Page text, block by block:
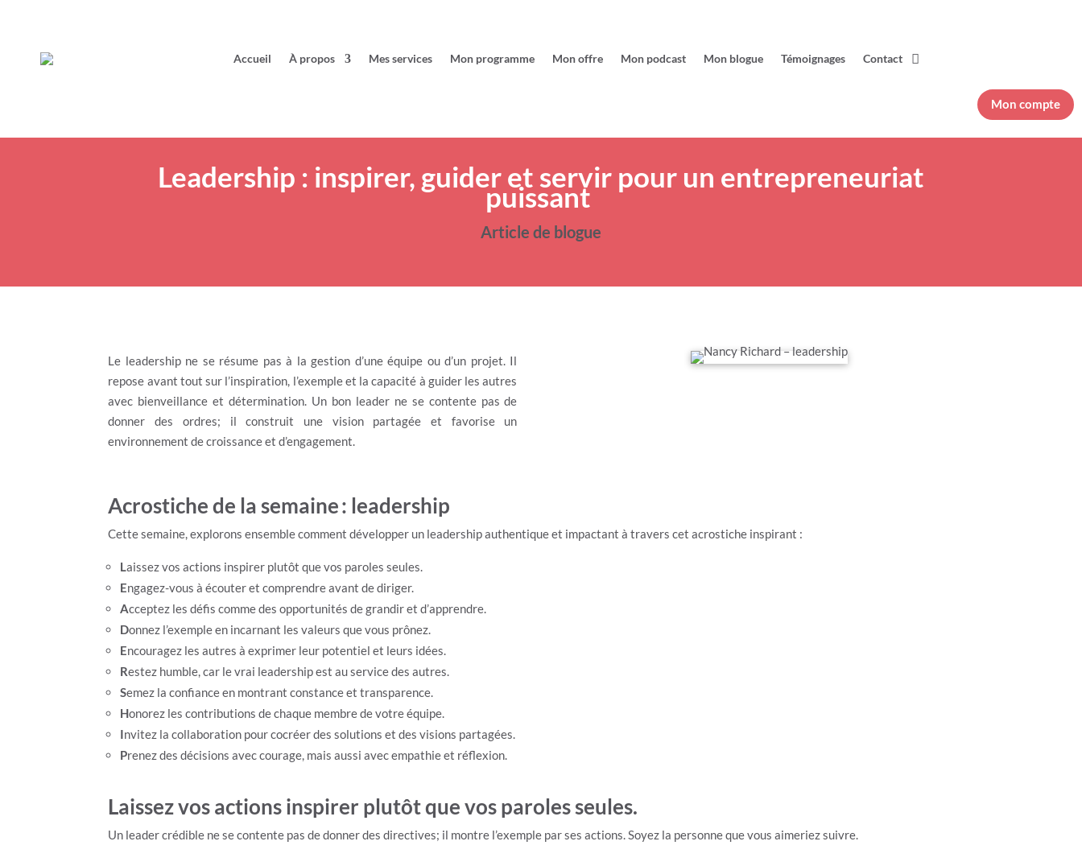
Accueil À propos Mes services Mon programme Mon offre Mon podcast Mon blogue Témoignages Contact
Mon compte
Leadership : inspirer, guider et servir pour un entrepreneuriat
puissant
Article de blogue
Le leadership ne se résume pas à la gestion d’une équipe ou d’un projet. Il
repose avant tout sur l’inspiration, l’exemple et la capacité à guider les autres
avec bienveillance et détermination. Un bon leader ne se contente pas de
donner des ordres; il construit une vision partagée et favorise un
environnement de croissance et d’engagement.
Acrostiche de la semaine : leadership
Cette semaine, explorons ensemble comment développer un leadership authentique et impactant à travers cet acrostiche inspirant :
Laissez vos actions inspirer plutôt que vos paroles seules.
Engagez-vous à écouter et comprendre avant de diriger.
Acceptez les défis comme des opportunités de grandir et d’apprendre.
Donnez l’exemple en incarnant les valeurs que vous prônez.
Encouragez les autres à exprimer leur potentiel et leurs idées.
Restez humble, car le vrai leadership est au service des autres.
Semez la confiance en montrant constance et transparence.
Honorez les contributions de chaque membre de votre équipe.
Invitez la collaboration pour cocréer des solutions et des visions partagées.
Prenez des décisions avec courage, mais aussi avec empathie et réflexion.
Laissez vos actions inspirer plutôt que vos paroles seules.
Un leader crédible ne se contente pas de donner des directives; il montre l’exemple par ses actions. Soyez la personne que vous aimeriez suivre.